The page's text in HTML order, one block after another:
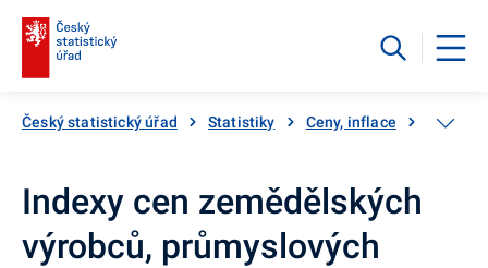
Český statistický úřad Statistiky Ceny, inflace Ceny
Indexy cen zemědělských
výrobců, průmyslových